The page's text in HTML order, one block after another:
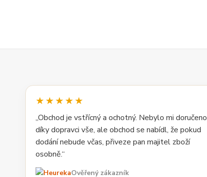
★★★★★
„Obchod je vstřícný a ochotný. Nebylo mi doručeno
díky dopravci vše, ale obchod se nabídl, že pokud
dodání nebude včas, přiveze pan majitel zboží
osobně.“
Ověřený zákazník